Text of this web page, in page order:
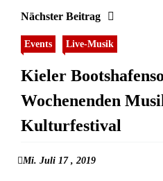
Nächster Beitrag
Events Live-Musik
Kieler
Wochenenden
Kulturfestival
Mi. Juli 17 , 2019